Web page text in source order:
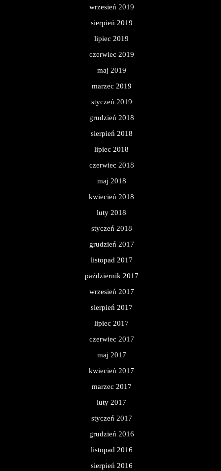
wrzesień 2019
sierpień 2019
lipiec 2019
czerwiec 2019
maj 2019
marzec 2019
styczeń 2019
grudzień 2018
sierpień 2018
lipiec 2018
czerwiec 2018
maj 2018
kwiecień 2018
luty 2018
styczeń 2018
grudzień 2017
listopad 2017
październik 2017
wrzesień 2017
sierpień 2017
lipiec 2017
czerwiec 2017
maj 2017
kwiecień 2017
marzec 2017
luty 2017
styczeń 2017
grudzień 2016
listopad 2016
sierpień 2016